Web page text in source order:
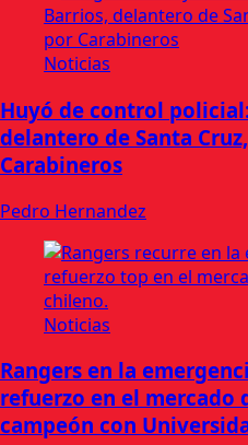
Noticias
Huyó de control
delantero de Santa
Carabineros
Pedro Hernandez
Noticias
Rangers en la
refuerzo en el mercado
campeón con